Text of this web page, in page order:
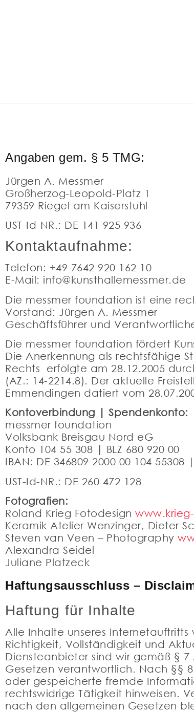
Angaben gem. § 5 TMG:
Jürgen A. Messmer
Großherzog-Leopold-Platz 1
79359 Riegel am Kaiserstuhl
UST-Id-NR.: DE 141 925 936
Kontaktaufnahme:
Telefon: +49 7642 920 162 10
E-Mail: info@kunsthallemessmer.de
Die messmer foundation ist eine
Vorstand: Jürgen A. Messmer
Geschäftsführer und
Die messmer foundation fördert
Die Anerkennung als rechtsfähige
Rechts erfolgte am 28.12.2005
(AZ.: 14-2214.8). Der aktuelle
Emmendingen datiert vom
Kontoverbindung | Spendenkonto:
messmer foundation
Volksbank Breisgau Nord eG
Konto 104 55 308 | BLZ 680 920 00
IBAN: DE 346809 2000 00 104 55308
UST-Id-NR.: DE 260 472 128
Fotografien:
Roland Krieg Fotodesign
Keramik Atelier Wenzinger, Dieter
Steven van Veen – Photography
Alexandra Seidel
Juliane Platzeck
Haftungsausschluss –
Haftung für Inhalte
Alle Inhalte unseres
Richtigkeit, Vollständigkeit und
Diensteanbieter sind wir gemäß §
Gesetzen verantwortlich. Nach §§
oder gespeicherte fremde
rechtswidrige Tätigkeit hinweisen.
nach den allgemeinen Gesetzen